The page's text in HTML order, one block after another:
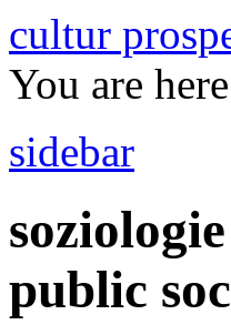
cultur
You are
sidebar
public